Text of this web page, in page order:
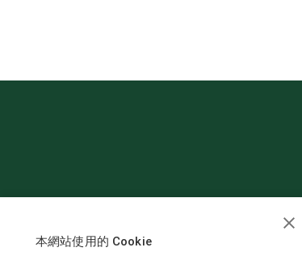
本網站使用的 Cookie